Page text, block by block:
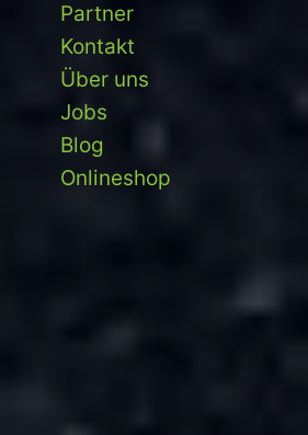
Partner
Kontakt
Über uns
Jobs
Blog
Onlineshop